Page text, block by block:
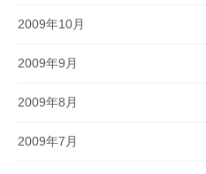
2009年10月
2009年9月
2009年8月
2009年7月